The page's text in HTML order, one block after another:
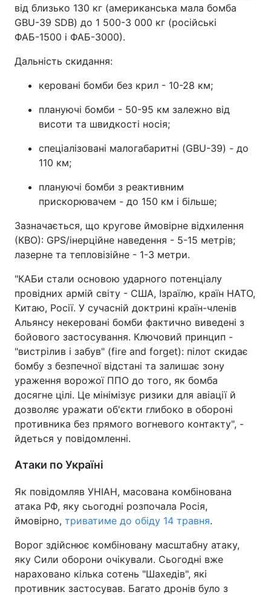
від близько 130 кг (американська мала бомба
GBU-39 SDB) до 1 500-3 000 кг (російські
ФАБ-1500 і ФАБ-3000).
Дальність скидання:
керовані бомби без крил - 10-28 км;
плануючі бомби - 50-95 км залежно від
висоти та швидкості носія;
спеціалізовані малогабаритні (GBU-39) - до
110 км;
плануючі бомби з реактивним
прискорювачем - до 150 км і більше;
Зазначається, що кругове ймовірне відхилення
(КВО): GPS/інерційне наведення - 5-15 метрів;
лазерне та тепловізійне - 1-3 метри.
"КАБи стали основою ударного потенціалу
провідних армій світу - США, Ізраїлю, країн НАТО,
Китаю, Росії. У сучасній доктрині країн-членів
Альянсу некеровані бомби фактично виведені з
бойового застосування. Ключовий принцип -
"вистрілив і забув" (fire and forget): пілот скидає
бомбу з безпечної відстані та залишає зону
ураження ворожої ППО до того, як бомба
досягне цілі. Це мінімізує ризики для авіації й
дозволяє уражати об'єкти глибоко в обороні
противника без прямого вогневого контакту", -
йдеться у повідомленні.
Атаки по Україні
Як повідомляв УНІАН, масована комбінована
атака РФ, яку сьогодні розпочала Росія,
ймовірно, триватиме до обіду 14 травня.
Ворог здійснює комбіновану масштабну атаку,
яку Сили оборони очікували. Сьогодні вже
нараховано кілька сотень "Шахедів", які
противник застосував. Багато дронів було з